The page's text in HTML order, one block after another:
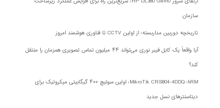
سازمان
تاریخچه دوربین مداربسته؛ از اولین CCTV تا فناوری هوشمند امروز
آیا واقعاً یک کابل فیبر نوری می‌تواند ۴۴ میلیون تماس تصویری همزمان را منتقل
کند؟
MikroTik CRS804-4DDQ-hRM؛ اولین سوئیچ ۴۰۰ گیگابیتی میکروتیک برای
دیتاسنترهای نسل جدید